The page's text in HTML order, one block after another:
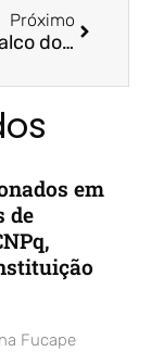
Próximo
Vitória é palco do maior evento de tecnologia em negócios do ES | Folha Business
em
de
Fucape